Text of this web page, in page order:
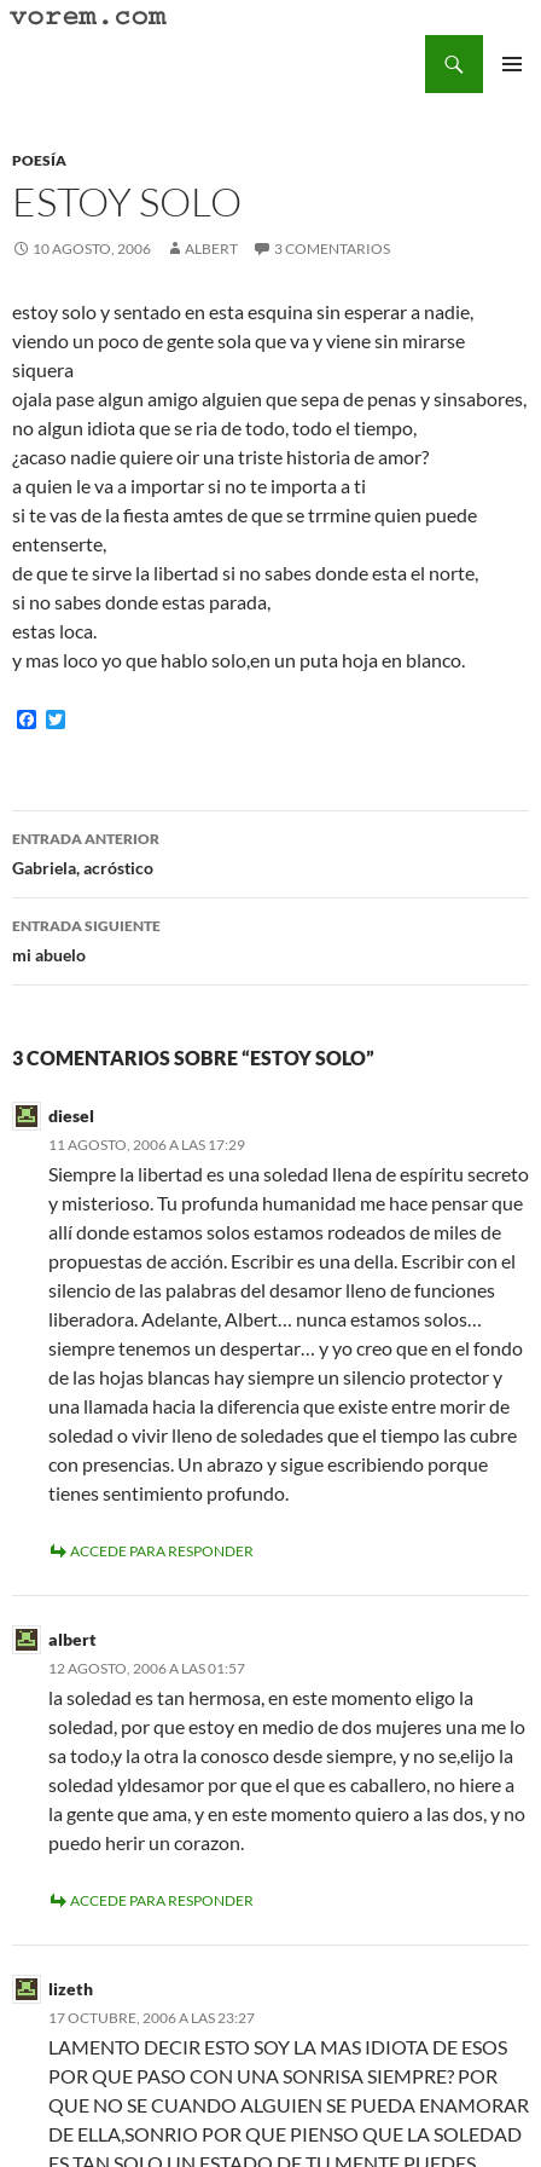
Saltar
POESÍA
ESTOY SOLO
10 AGOSTO, 2006 ALBERT 3 COMENTARIOS
estoy solo y sentado en esta esquina sin esperar a nadie,
viendo un poco de gente sola que va y viene sin mirarse
siquera
ojala pase algun amigo alguien que sepa de penas y sinsabores,
no algun idiota que se ria de todo, todo el tiempo,
¿acaso nadie quiere oir una triste historia de amor?
a quien le va a importar si no te importa a ti
si te vas de la fiesta amtes de que se trrmine quien puede
entenserte,
de que te sirve la libertad si no sabes donde esta el norte,
si no sabes donde estas parada,
estas loca.
y mas loco yo que hablo solo,en un puta hoja en blanco.
F
o
o
e
r
Navegación
de
entradas
ENTRADA ANTERIOR
Gabriela, acróstico
ENTRADA SIGUIENTE
mi abuelo
3 COMENTARIOS SOBRE “ESTOY SOLO”
diesel
11 AGOSTO, 2006 A LAS 17:29
Siempre la libertad es una soledad llena de espíritu secreto
y misterioso. Tu profunda humanidad me hace pensar que
allí donde estamos solos estamos rodeados de miles de
propuestas de acción. Escribir es una della. Escribir con el
silencio de las palabras del desamor lleno de funciones
liberadora. Adelante, Albert… nunca estamos solos…
siempre tenemos un despertar… y yo creo que en el fondo
de las hojas blancas hay siempre un silencio protector y
una llamada hacia la diferencia que existe entre morir de
soledad o vivir lleno de soledades que el tiempo las cubre
con presencias. Un abrazo y sigue escribiendo porque
tienes sentimiento profundo.
ACCEDE PARA RESPONDER
albert
12 AGOSTO, 2006 A LAS 01:57
la soledad es tan hermosa, en este momento eligo la
soledad, por que estoy en medio de dos mujeres una me lo
sa todo,y la otra la conosco desde siempre, y no se,elijo la
soledad yldesamor por que el que es caballero, no hiere a
la gente que ama, y en este momento quiero a las dos, y no
puedo herir un corazon.
ACCEDE PARA RESPONDER
lizeth
17 OCTUBRE, 2006 A LAS 23:27
LAMENTO DECIR ESTO SOY LA MAS IDIOTA DE ESOS
POR QUE PASO CON UNA SONRISA SIEMPRE? POR
QUE NO SE CUANDO ALGUIEN SE PUEDA ENAMORAR
DE ELLA,SONRIO POR QUE PIENSO QUE LA SOLEDAD